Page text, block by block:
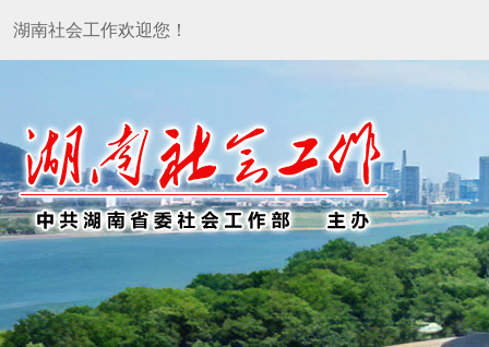
湖南社会工作欢迎您！